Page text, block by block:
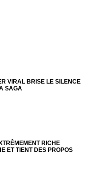
VIRAL BRISE LE SILENCE
SAGA
RICHE
ET TIENT DES PROPOS